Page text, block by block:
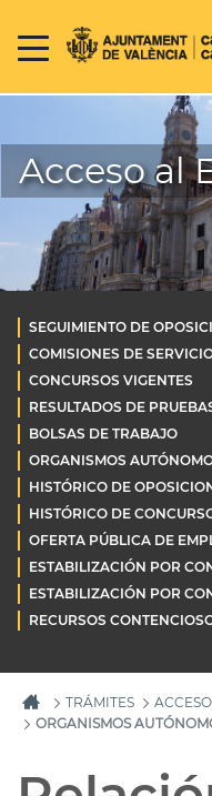
Acceso al
SEGUIMIENTO DE
COMISIONES DE
CONCURSOS VIGENTES
RESULTADOS DE
BOLSAS DE TRABAJO
ORGANISMOS
HISTÓRICO DE
HISTÓRICO DE
OFERTA PÚBLICA DE
ESTABILIZACIÓN POR
ESTABILIZACIÓN POR
RECURSOS
TRÁMITES
ORGANISMOS